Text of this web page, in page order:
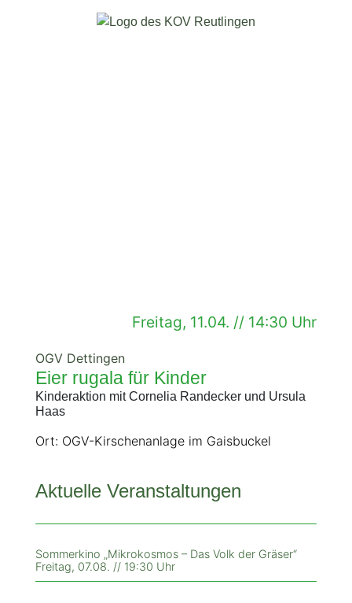
Freitag, 11.04. // 14:30 Uhr
OGV Dettingen
Eier rugala für Kinder
Kinderaktion mit Cornelia Randecker und Ursula
Haas
Ort: OGV-Kirschenanlage im Gaisbuckel
Aktuelle Veranstaltungen
Sommerkino „Mikrokosmos – Das Volk der Gräser“
Freitag, 07.08. // 19:30 Uhr